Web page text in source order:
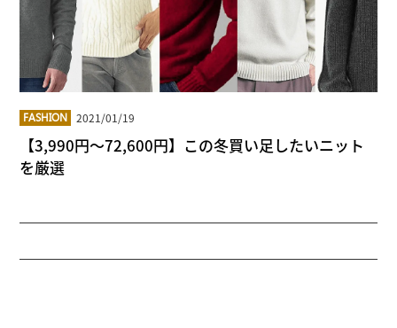
FASHION 2021/01/19
【3,990円～72,600円】この冬買い足したいニット
を厳選